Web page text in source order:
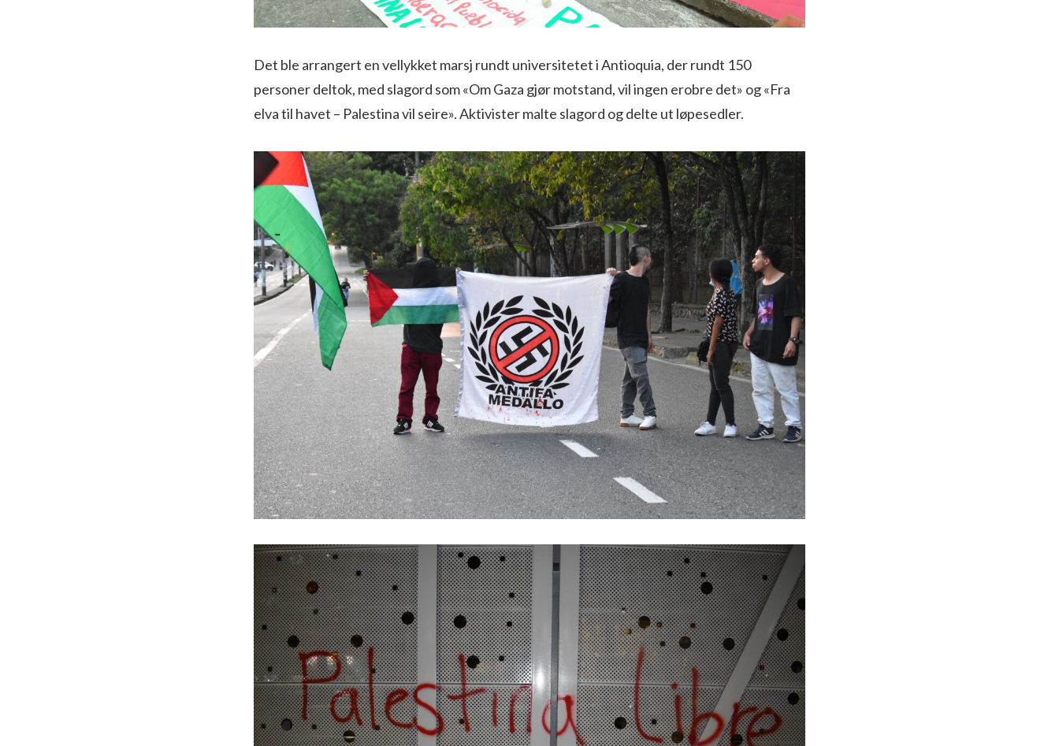
Det ble arrangert en vellykket marsj rundt universitetet i Antioquia, der rundt 150
personer deltok, med slagord som «Om Gaza gjør motstand, vil ingen erobre det» og «Fra
elva til havet – Palestina vil seire». Aktivister malte slagord og delte ut løpesedler.